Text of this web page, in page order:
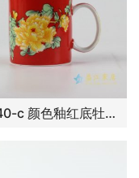
ryyy40-c 颜色釉红底牡丹水杯 带盖杯 茶杯 办公杯